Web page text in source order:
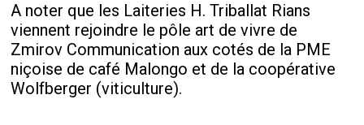
A noter que les Laiteries H. Triballat Rians
viennent rejoindre le pôle art de vivre de
Zmirov Communication aux cotés de la PME
niçoise de café Malongo et de la coopérative
Wolfberger (viticulture).